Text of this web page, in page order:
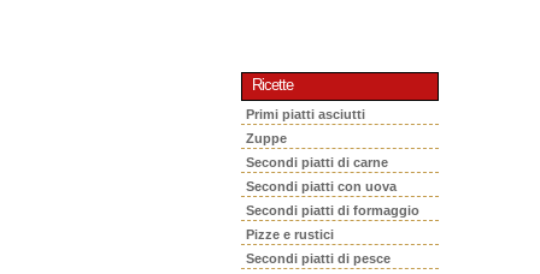
Ricette
Primi piatti asciutti
Zuppe
Secondi piatti di carne
Secondi piatti con uova
Secondi piatti di formaggio
Pizze e rustici
Secondi piatti di pesce